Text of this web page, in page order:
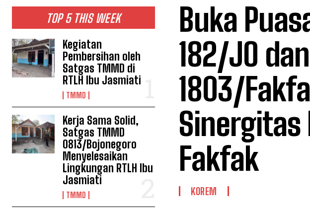
TOP 5 THIS WEEK
Kegiatan
Pembersihan oleh
Satgas TMMD di
RTLH Ibu Jasmiati
TMMD
Kerja Sama Solid,
Satgas TMMD
0813/Bojonegoro
Menyelesaikan
Lingkungan RTLH Ibu
Jasmiati
TMMD
Buka
182/JO
1803/
Sinergitas
Fakfak
KOREM